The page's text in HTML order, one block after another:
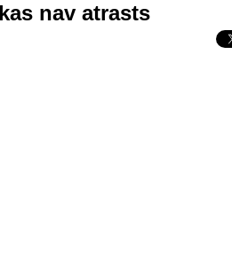
nav atrasts